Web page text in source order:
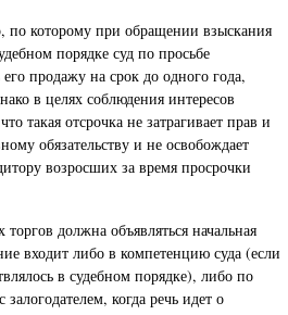
по которому при обращении взыскания
порядке суд по просьбе
продажу на срок до одного года,
в целях соблюдения интересов
такая отсрочка не затрагивает прав и
обязательству и не освобождает
возросших за время просрочки
должна объявляться начальная
входит либо в компетенцию суда (если
в судебном порядке), либо по
когда речь идет о